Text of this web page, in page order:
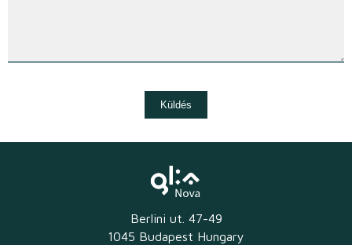
Berlini ut. 47-49
1045 Budapest Hungary